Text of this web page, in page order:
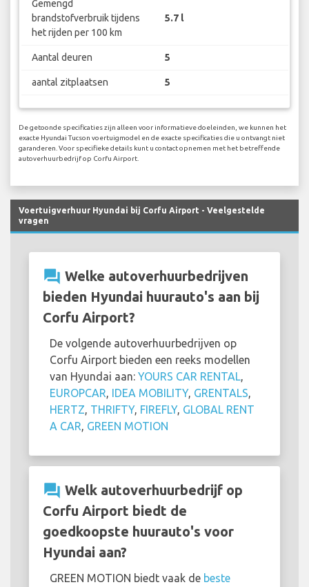
Gemengd
brandstofverbruik tijdens
het rijden per 100 km
5.7 l
Aantal deuren 5
aantal zitplaatsen 5
De getoonde specificaties zijn alleen voor informatieve doeleinden, we kunnen het
exacte Hyundai Tucson voertuigmodel en de exacte specificaties die u ontvangt niet
garanderen. Voor specifieke details kunt u contact opnemen met het betreffende
autoverhuurbedrijf op Corfu Airport.
Voertuigverhuur Hyundai bij Corfu Airport - Veelgestelde
vragen
question_answer Welke autoverhuurbedrijven
bieden Hyundai huurauto's aan bij
Corfu Airport?
De volgende autoverhuurbedrijven op
Corfu Airport bieden een reeks modellen
van Hyundai aan: YOURS CAR RENTAL
EUROPCAR IDEA MOBILITY, GRENTALS
HERTZ THRIFTY, FIREFLY, GLOBAL RENT
A CAR GREEN MOTION
question_answer Welk autoverhuurbedrijf op
Corfu Airport biedt de
goedkoopste huurauto's voor
Hyundai aan?
GREEN MOTION biedt vaak de beste